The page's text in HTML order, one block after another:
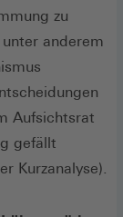
zu
anderem
Aufsichtsrat
gefällt
Kurzanalyse).